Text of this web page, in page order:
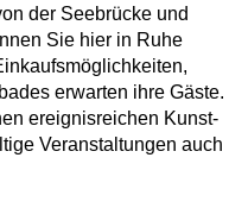
der Seebrücke und
Sie hier in Ruhe
erwarten ihre Gäste.
ereignisreichen Kunst-
Veranstaltungen auch